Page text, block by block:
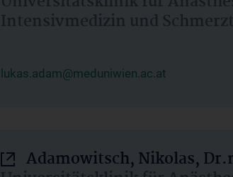
Intensivmedizin und
lukas.adam@meduniwien.ac.at
Adamowitsch, Nikolas,